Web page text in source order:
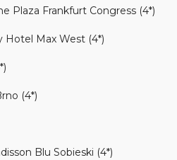
Plaza Frankfurt Congress (4*)
Hotel Max West (4*)
(4*)
Blu Sobieski (4*)